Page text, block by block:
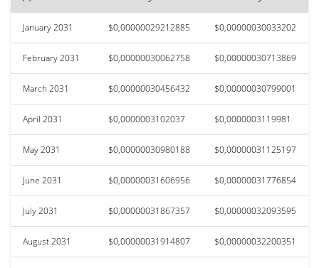
January 2031 $0,00000029212885 $0,00000030033202
February 2031 $0,00000030062758 $0,00000030713869
March 2031 $0,00000030456432 $0,00000030799001
April 2031 $0,0000003102037 $0,0000003119981
May 2031 $0,00000030980188 $0,00000031125197
June 2031 $0,00000031606956 $0,00000031776854
July 2031 $0,00000031867357 $0,00000032093595
August 2031 $0,00000031914807 $0,00000032200351